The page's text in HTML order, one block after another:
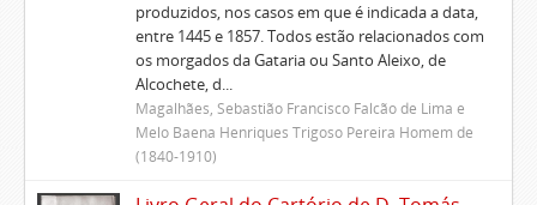
produzidos, nos casos em que é indicada a data,
entre 1445 e 1857. Todos estão relacionados com
os morgados da Gataria ou Santo Aleixo, de
Alcochete, d...
Magalhães, Sebastião Francisco Falcão de Lima e
Melo Baena Henriques Trigoso Pereira Homem de
(1840-1910)